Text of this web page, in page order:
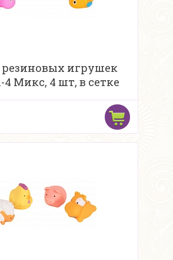
резиновых игрушек
4 Микс, 4 шт, в сетке